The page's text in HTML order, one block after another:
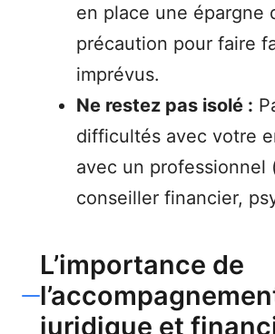
en place une épargne
précaution pour faire
imprévus.
Ne restez pas isolé :
difficultés avec votre
avec un professionnel
conseiller financier,
L’importance de
juridique et